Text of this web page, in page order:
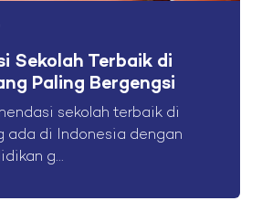
Sekolah Terbaik di
Paling Bergengsi
sekolah terbaik di
ada di Indonesia dengan
g...